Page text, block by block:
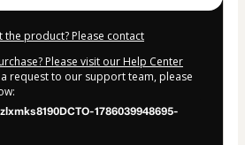
product? Please contact
Please visit our Help Center
request to our support team, please
1786039948695-